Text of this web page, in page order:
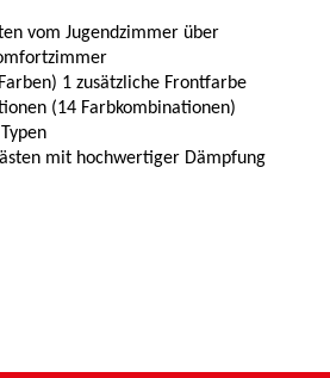
vom Jugendzimmer über
1 zusätzliche Frontfarbe
(14 Farbkombinationen)
mit hochwertiger Dämpfung